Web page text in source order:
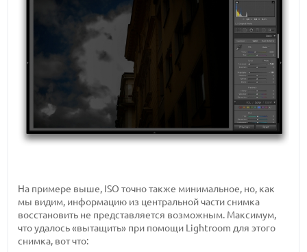
На примере выше, ISO точно также минимальное, но, как
мы видим, информацию из центральной части снимка
восстановить не представляется возможным. Максимум,
что удалось «вытащить» при помощи Lightroom для этого
снимка, вот что: